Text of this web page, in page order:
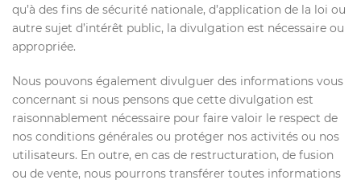
qu’à des fins de sécurité nationale, d’application de la loi ou
autre sujet d’intérêt public, la divulgation est nécessaire ou
appropriée.
Nous pouvons également divulguer des informations vous
concernant si nous pensons que cette divulgation est
raisonnablement nécessaire pour faire valoir le respect de
nos conditions générales ou protéger nos activités ou nos
utilisateurs. En outre, en cas de restructuration, de fusion
ou de vente, nous pourrons transférer toutes informations